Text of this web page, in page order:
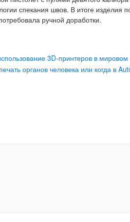
спекания швов. В итоге изделия
ручной доработки.
3D-принтеров в мировом
органов человека или когда в